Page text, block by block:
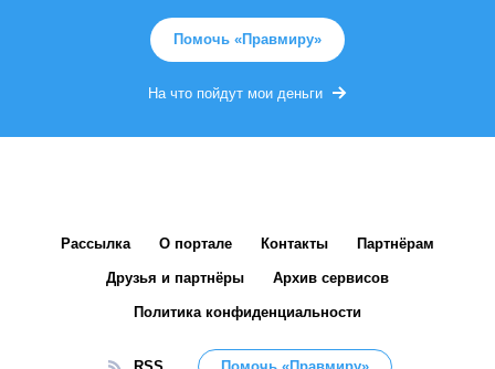
Помочь «Правмиру»
На что пойдут мои деньги
Рассылка О портале Контакты Партнёрам
Друзья и партнёры Архив сервисов
Политика конфиденциальности
RSS Помочь «Правмиру»